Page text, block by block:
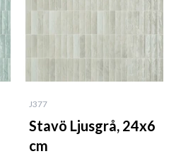
J377
Stavö Ljusgrå, 24x6
cm